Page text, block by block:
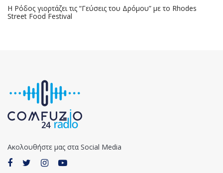
Η Ρόδος γιορτάζει τις “Γεύσεις του Δρόμου” με το Rhodes
Street Food Festival
Ακολουθήστε μας στα Social Media